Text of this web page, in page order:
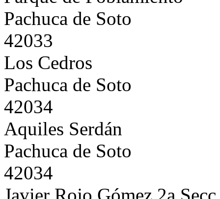
Pachuca de Soto
42033
Los Cedros
Pachuca de Soto
42034
Aquiles Serdán
Pachuca de Soto
42034
Javier Rojo Gómez 2a Secc